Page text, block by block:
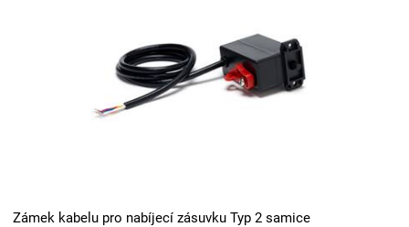
Zámek kabelu pro nabíjecí zásuvku Typ 2 samice